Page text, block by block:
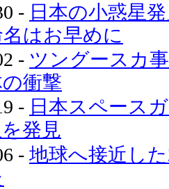
- 日本の小惑星
はお早めに
- ツングースカ
衝撃
- 日本スペース
発見
- 地球へ接近し